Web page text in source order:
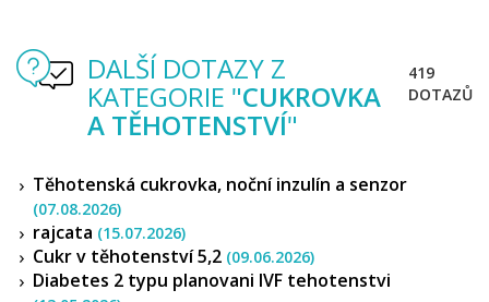
DALŠÍ DOTAZY Z
KATEGORIE "CUKROVKA
A TĚHOTENSTVÍ"
419
DOTAZŮ
Těhotenská cukrovka, noční inzulín a senzor
(07.08.2026)
rajcata (15.07.2026)
Cukr v těhotenství 5,2 (09.06.2026)
Diabetes 2 typu planovani IVF tehotenstvi